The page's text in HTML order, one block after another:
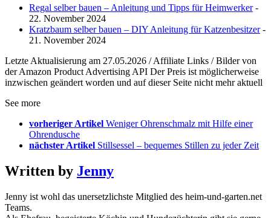
Regal selber bauen – Anleitung und Tipps für Heimwerker-
22. November 2024
Kratzbaum selber bauen – DIY Anleitung für Katzenbesitzer-
21. November 2024
Letzte Aktualisierung am 27.05.2026 / Affiliate Links / Bilder von
der Amazon Product Advertising API Der Preis ist möglicherweise
inzwischen geändert worden und auf dieser Seite nicht mehr aktuell
See more
vorheriger Artikel Weniger Ohrenschmalz mit Hilfe einer
Ohrendusche
nächster Artikel Stillsessel – bequemes Stillen zu jeder Zeit
Written by Jenny
Jenny ist wohl das unersetzlichste Mitglied des heim-und-garten.net
Teams.